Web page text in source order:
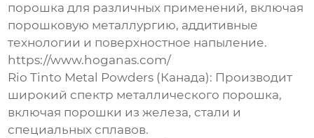
порошка для различных применений, включая
порошковую металлургию, аддитивные
технологии и поверхностное напыление.
https://www.hoganas.com/
Rio Tinto Metal Powders (Канада): Производит
широкий спектр металлического порошка,
включая порошки из железа, стали и
специальных сплавов.